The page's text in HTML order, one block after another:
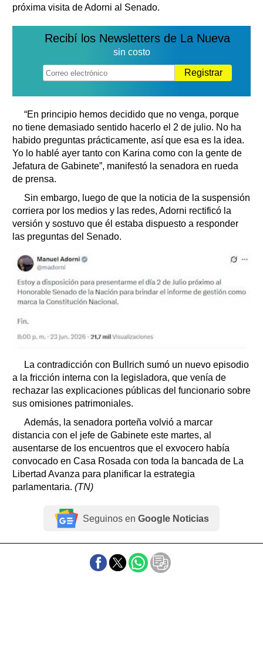
próxima visita de Adorni al Senado.
Recibí los Newsletters de La Nueva
sin costo
Registrar
“En principio hemos decidido que no venga, porque
no tiene demasiado sentido hacerlo el 2 de julio. No ha
habido preguntas prácticamente, así que esa es la idea.
Yo lo hablé ayer tanto con Karina como con la gente de
Jefatura de Gabinete”, manifestó la senadora en rueda
de prensa.
Sin embargo, luego de que la noticia de la suspensión
corriera por los medios y las redes, Adorni rectificó la
versión y sostuvo que él estaba dispuesto a responder
las preguntas del Senado.
La contradicción con Bullrich sumó un nuevo episodio
a la fricción interna con la legisladora, que venía de
rechazar las explicaciones públicas del funcionario sobre
sus omisiones patrimoniales.
Además, la senadora porteña volvió a marcar
distancia con el jefe de Gabinete este martes, al
ausentarse de los encuentros que el exvocero había
convocado en Casa Rosada con toda la bancada de La
Libertad Avanza para planificar la estrategia
parlamentaria. (TN)
Seguinos en Google Noticias